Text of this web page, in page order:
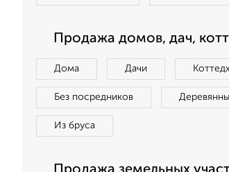
Продажа домов, дач,
Дома Дачи
Без посредников
Из бруса